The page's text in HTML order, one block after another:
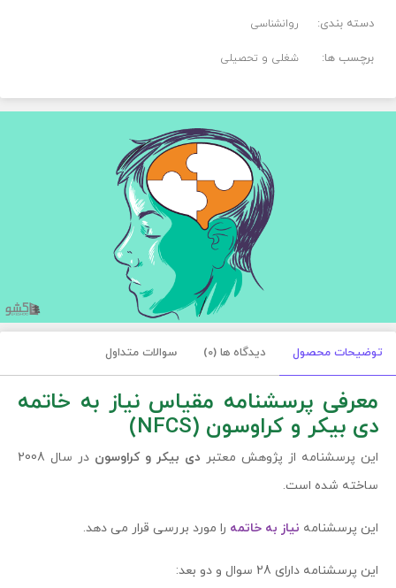
دسته بندی: روانشناسی
برچسب ها: شغلی و تحصیلی
توضیحات محصول دیدگاه ها (0) سوالات متداول
معرفی پرسشنامه مقياس نياز به خاتمه
دی بيكر و كراوسون (NFCS)
این پرسشنامه از پژوهش معتبر دی بیکر و کراوسون
در سال 2008
ساخته شده است.
این پرسشنامه نیاز به خاتمه را مورد بررسی قرار می دهد.
این پرسشنامه دارای 28 سوال و دو بعد: